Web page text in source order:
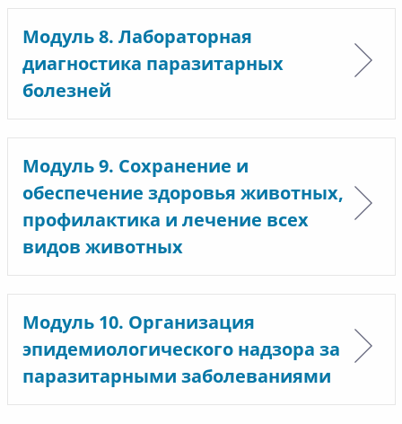
Модуль 8. Лабораторная
диагностика паразитарных
болезней
Модуль 9. Сохранение и
обеспечение здоровья животных,
профилактика и лечение всех
видов животных
Модуль 10. Организация
эпидемиологического надзора за
паразитарными заболеваниями